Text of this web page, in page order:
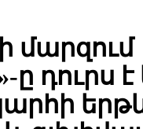
մարզում
ը դուրս է